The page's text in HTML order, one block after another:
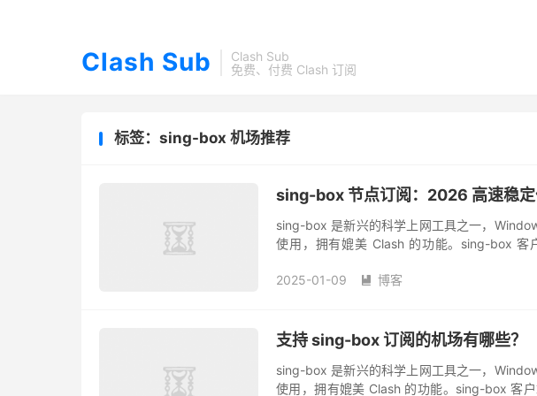
Clash Sub
Clash Sub
免费、付费 Clash 订阅
标签：sing-box 机场推荐
sing-box 节点订阅：2026 高速稳
sing-box 是新兴的科学上网工具之一，
使用，拥有媲美 Clash 的功能。sing-box 客
2025-01-09  博客
支持 sing-box 订阅的机场有哪些？
sing-box 是新兴的科学上网工具之一，
使用，拥有媲美 Clash 的功能。sing-box 客